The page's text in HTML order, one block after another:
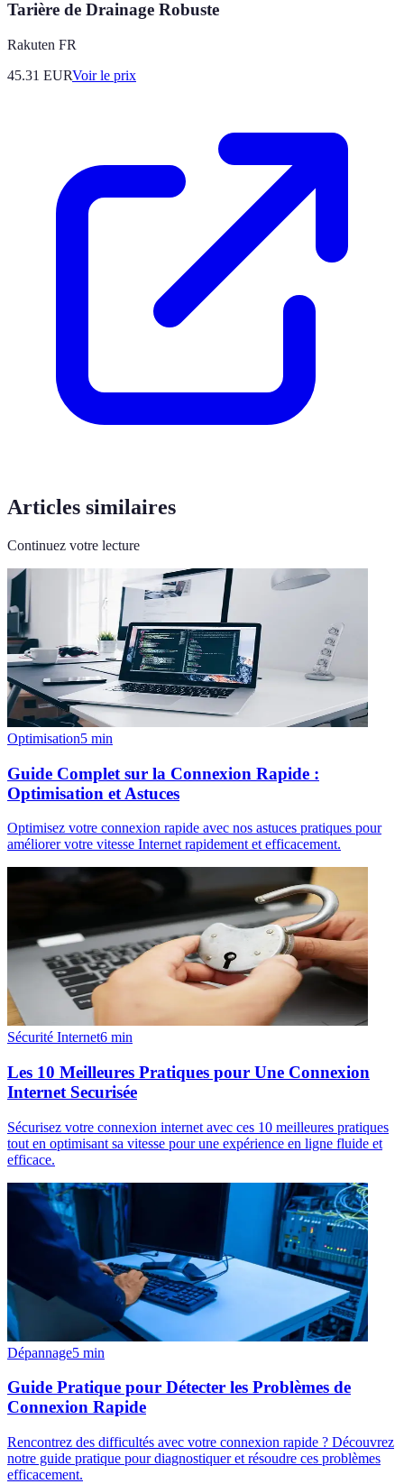
Tarière de Drainage Robuste
Rakuten FR
45.31 EURVoir le prix
Articles similaires
Continuez votre lecture
Optimisation5 min
Guide Complet sur la Connexion Rapide :
Optimisation et Astuces
Optimisez votre connexion rapide avec nos astuces pratiques pour
améliorer votre vitesse Internet rapidement et efficacement.
Sécurité Internet6 min
Les 10 Meilleures Pratiques pour Une Connexion
Internet Securisée
Sécurisez votre connexion internet avec ces 10 meilleures pratiques
tout en optimisant sa vitesse pour une expérience en ligne fluide et
efficace.
Dépannage5 min
Guide Pratique pour Détecter les Problèmes de
Connexion Rapide
Rencontrez des difficultés avec votre connexion rapide ? Découvrez
notre guide pratique pour diagnostiquer et résoudre ces problèmes
efficacement.